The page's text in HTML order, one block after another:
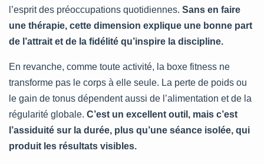
l’esprit des préoccupations quotidiennes. Sans en faire
une thérapie, cette dimension explique une bonne part
de l’attrait et de la fidélité qu’inspire la discipline.
En revanche, comme toute activité, la boxe fitness ne
transforme pas le corps à elle seule. La perte de poids ou
le gain de tonus dépendent aussi de l’alimentation et de la
régularité globale. C’est un excellent outil, mais c’est
l’assiduité sur la durée, plus qu’une séance isolée, qui
produit les résultats visibles.